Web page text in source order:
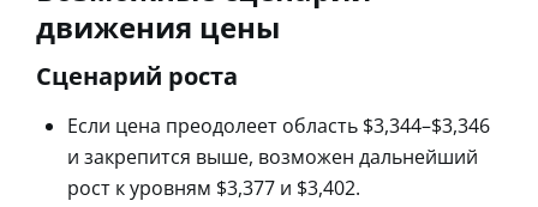
движения цены
Сценарий роста
Если цена преодолеет область $3,344–$3,346
и закрепится выше, возможен дальнейший
рост к уровням $3,377 и $3,402.